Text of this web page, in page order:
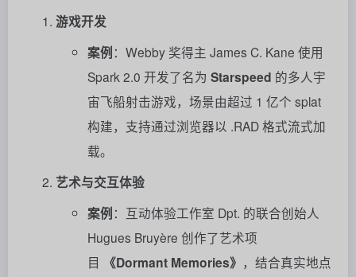
游戏开发
案例：Webby 奖得主 James C. Kane 使用
Spark 2.0 开发了名为 Starspeed 的多人宇
宙飞船射击游戏，场景由超过 1 亿个 splat
构建，支持通过浏览器以 .RAD 格式流式加
载。
艺术与交互体验
案例：互动体验工作室 Dpt. 的联合创始人
Hugues Bruyère 创作了艺术项
目
《Dormant Memories》 ，结合真实地点